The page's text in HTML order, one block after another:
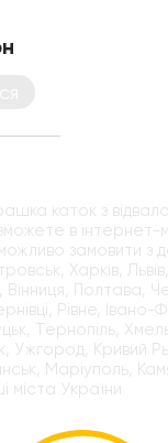
каток з
в інтернет-
замовити з
Харків,
Полтава,
Рівне, Івано-
Тернопіль,
Ужгород, Кривий
Маріуполь,
міста України